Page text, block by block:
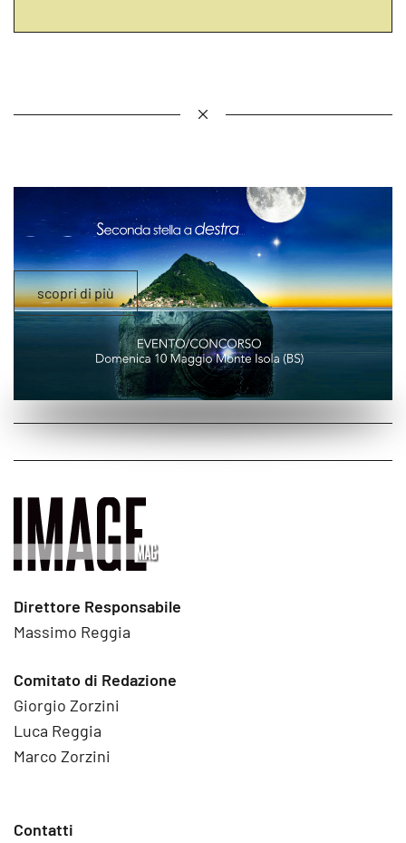
scopri di più
Direttore Responsabile
Massimo Reggia
Comitato di Redazione
Giorgio Zorzini
Luca Reggia
Marco Zorzini
Contatti